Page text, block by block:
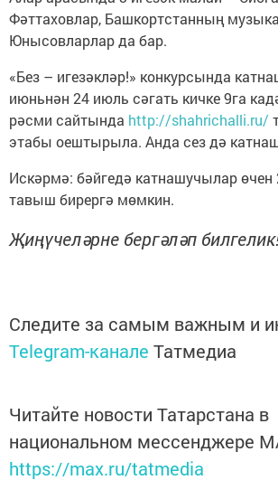
Фәттаховлар, Башкортстанның
Юнысовларлар да бар.
«Без – игезәкләр!» конкурсында
июньнән 24 июль сәгать кичке 9га
рәсми сайтында http://shahrichalli.ru/
этабы оештырыла. Анда сез дә
Искәрмә: бәйгедә катнашучылар өчен
тавыш бирергә мөмкин.
Җиңүчеләрне бергәләп
Следите за самым важным и
Telegram-канале Татмедиа
Читайте новости Татарстана в
национальном мессенджере
https://max.ru/tatmedia